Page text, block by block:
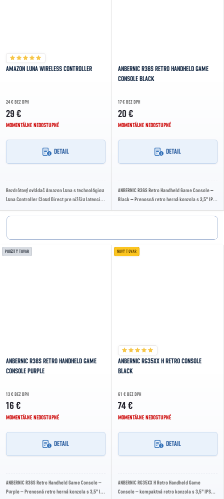
AMAZON LUNA WIRELESS CONTROLLER
24 € BEZ DPH
29 €
MOMENTÁLNE NEDOSTUPNÉ
DETAIL
Bezdrôtový ovládač Amazon Luna s technológiou
Luna Controller Cloud Direct pre nižšiu latenciu
ANBERNIC R36S RETRO HANDHELD GAME
CONSOLE BLACK
17 € BEZ DPH
20 €
MOMENTÁLNE NEDOSTUPNÉ
DETAIL
ANBERNIC R36S Retro Handheld Game Console –
Black – Prenosná retro herná konzola s 3,5" IPS
POUŽITÝ TOVAR
ANBERNIC R36S RETRO HANDHELD GAME
CONSOLE PURPLE
13 € BEZ DPH
16 €
MOMENTÁLNE NEDOSTUPNÉ
DETAIL
ANBERNIC R36S Retro Handheld Game Console –
Purple – Prenosná retro herná konzola s 3,5" IPS
NOVÝ TOVAR
ANBERNIC RG35XX H RETRO CONSOLE
BLACK
61 € BEZ DPH
74 €
MOMENTÁLNE NEDOSTUPNÉ
DETAIL
ANBERNIC RG35XX H Retro Handheld Game
Console – kompaktná retro konzola s 3,5" IPS